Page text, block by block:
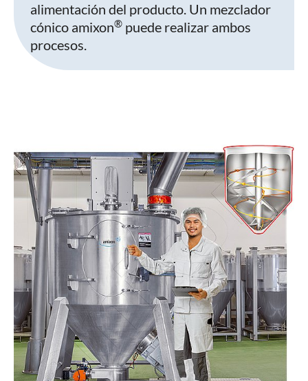
alimentación del producto. Un mezclador
cónico amixon® puede realizar ambos
procesos.